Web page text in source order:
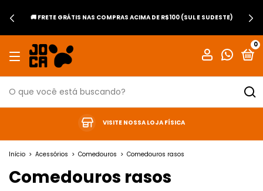
🚚 FRETE GRÁTIS NAS COMPRAS ACIMA DE R$100 (SUL E SUDESTE)
0
VISITE NOSSA LOJA FÍSICA
Início > Acessórios > Comedouros > Comedouros rasos
Comedouros rasos